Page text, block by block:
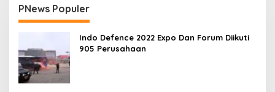
PNews Populer
Indo Defence 2022 Expo Dan Forum Diikuti
905 Perusahaan